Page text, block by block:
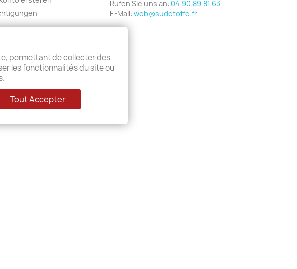
Rufen Sie uns an: 04.90.89.81.63
E-Mail: web@sudetoffe.fr
permettant de collecter des
les fonctionnalités du site ou
Tout Accepter